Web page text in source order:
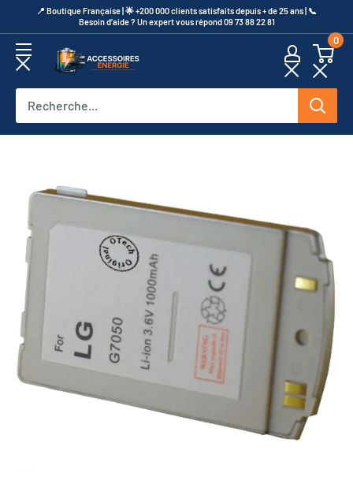
au
contenu
​📍​ Boutique Française | 🌟 +200 000 clients satisfaits depuis + de 25 ans | 📞​
Besoin d’aide ? Un expert vous répond 09 73 88 22 81
Accessoires
0